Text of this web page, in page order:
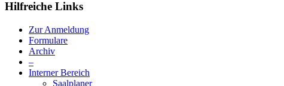
Hilfreiche Links
Zur Anmeldung
Formulare
Archiv
–
Interner Bereich
Saalplaner